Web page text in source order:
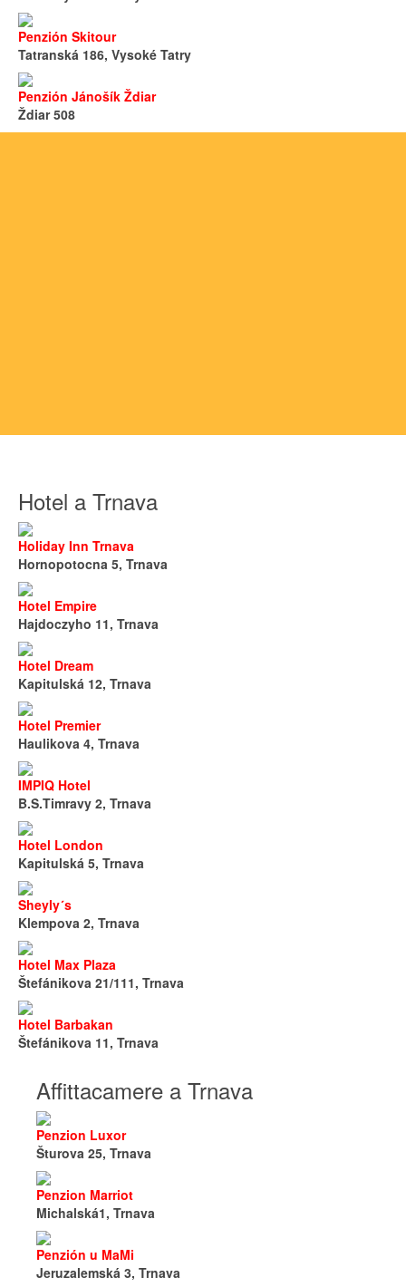
Penzión Skitour
Tatranská 186, Vysoké Tatry
Penzión Jánošík Ždiar
Ždiar 508
Hotel a Trnava
Holiday Inn Trnava
Hornopotocna 5, Trnava
Hotel Empire
Hajdoczyho 11, Trnava
Hotel Dream
Kapitulská 12, Trnava
Hotel Premier
Haulikova 4, Trnava
IMPIQ Hotel
B.S.Timravy 2, Trnava
Hotel London
Kapitulská 5, Trnava
Sheyly´s
Klempova 2, Trnava
Hotel Max Plaza
Štefánikova 21/111, Trnava
Hotel Barbakan
Štefánikova 11, Trnava
Affittacamere a Trnava
Penzion Luxor
Šturova 25, Trnava
Penzion Marriot
Michalská1, Trnava
Penzión u MaMi
Jeruzalemská 3, Trnava